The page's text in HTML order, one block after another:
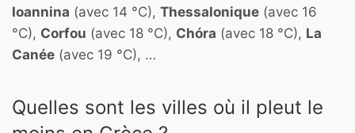
Ioannina (avec 14 °C), Thessalonique (avec 16
°C), Corfou (avec 18 °C), Chóra (avec 18 °C), La
Canée (avec 19 °C), …
Quelles sont les villes où il pleut le